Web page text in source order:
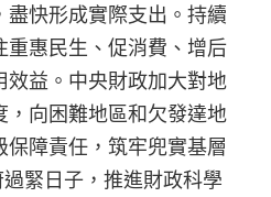
快形成實際支出。持續
惠民生、促消費、增后
益。中央財政加大對地
，向困難地區和欠發達地
障責任，筑牢兜實基層
緊日子，推進財政科學